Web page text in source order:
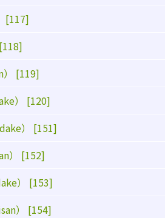
[117]
） [119]
） [120]
） [151]
） [152]
） [153]
） [154]